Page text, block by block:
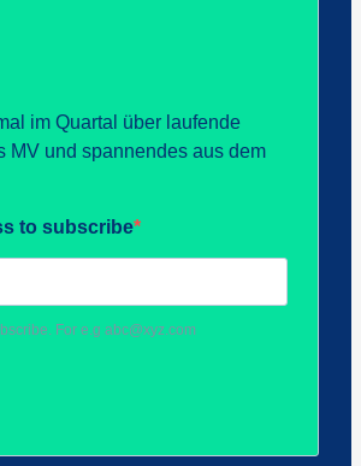
im Quartal über laufende
MV und spannendes aus dem
to subscribe
For e.g abc@xyz.com